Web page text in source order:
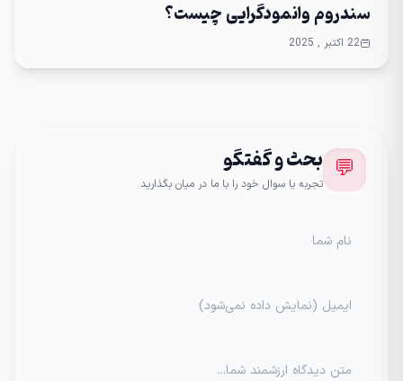
سندروم وانمودگرایی چیست؟
22 اکتبر , 2025
💬 بحث و گفتگو
تجربه یا سوال خود را با ما در میان بگذارید
نام شما
ایمیل (نمایش داده نمی‌شود)
متن دیدگاه ارزشمند شما...